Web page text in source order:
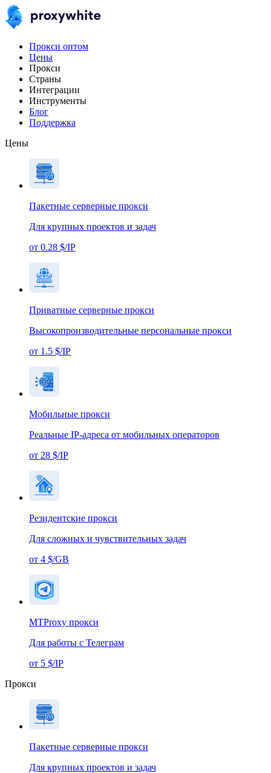
Прокси оптом
Цены
Прокси
Страны
Интеграции
Инструменты
Блог
Поддержка
Цены
Пакетные серверные прокси
Для крупных проектов и задач
от 0.28 $/IP
Приватные серверные прокси
Высокопроизводительные персональные прокси
от 1.5 $/IP
Мобильные прокси
Реальные IP-адреса от мобильных операторов
от 28 $/IP
Резидентские прокси
Для сложных и чувствительных задач
от 4 $/GB
MTProxy прокси
Для работы с Телеграм
от 5 $/IP
Прокси
Пакетные серверные прокси
Для крупных проектов и задач